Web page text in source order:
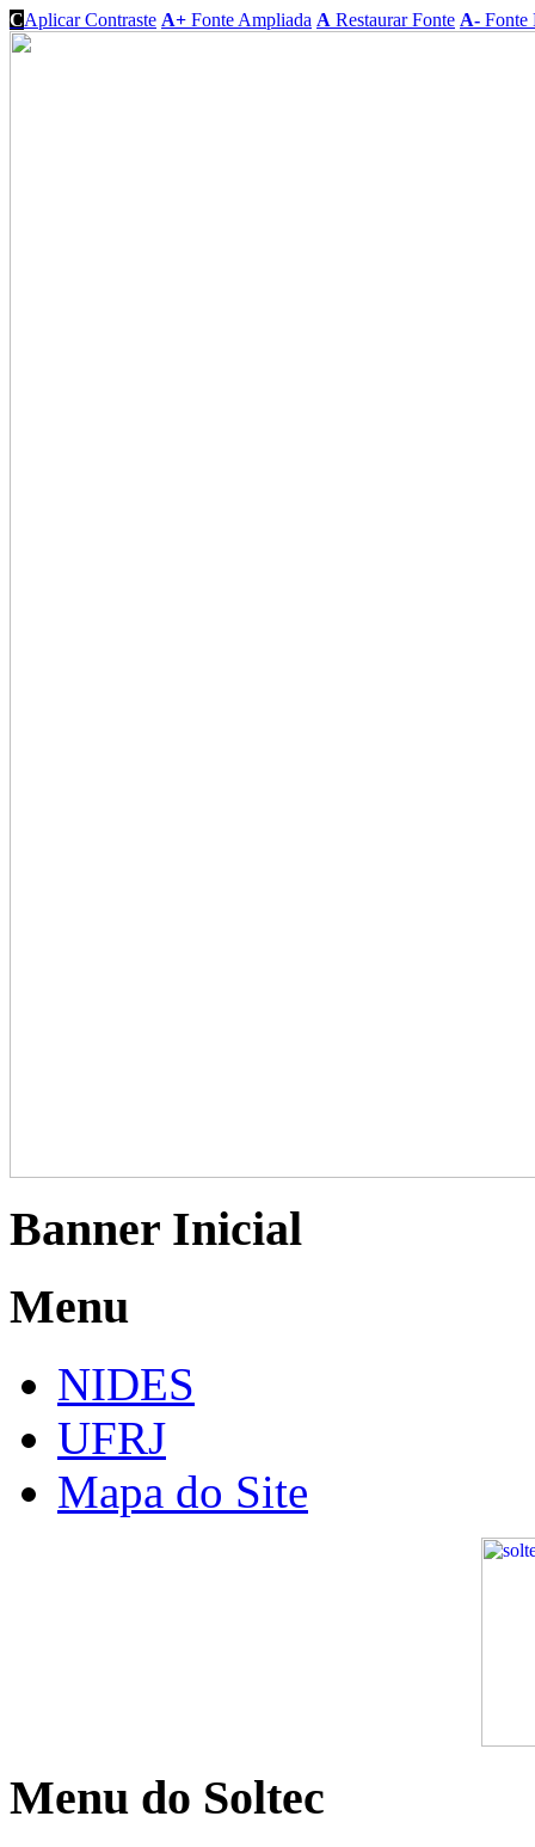
CAplicar Contraste A+ Fonte Ampliada A Restaurar Fonte A- Fonte
Banner Inicial
Menu
NIDES
UFRJ
Mapa do Site
Menu do Soltec